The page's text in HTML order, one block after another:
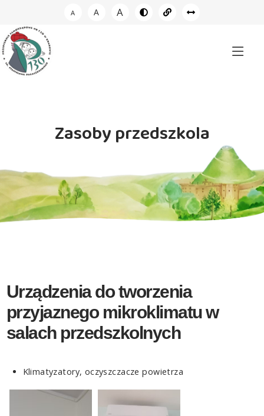
A A A
Zasoby przedszkola
Urządzenia do tworzenia
przyjaznego mikroklimatu w
salach przedszkolnych
Klimatyzatory, oczyszczacze powietrza